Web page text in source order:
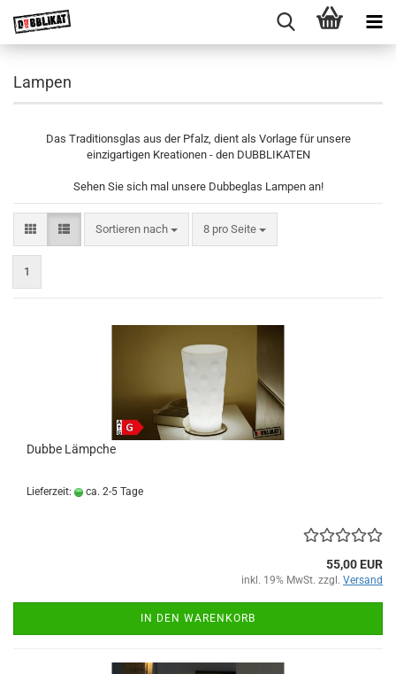
Lampen
Das Traditionsglas aus der Pfalz, dient als Vorlage für unsere
einzigartigen Kreationen - den DUBBLIKATEN
Sehen Sie sich mal unsere Dubbeglas Lampen an!
Sortieren nach
Sortieren nach 8 pro Seite
pro Seite
1
Dubbe Lämpche
Lieferzeit: ca. 2-5 Tage
55,00 EUR
inkl. 19% MwSt. zzgl. Versand
IN DEN WARENKORB